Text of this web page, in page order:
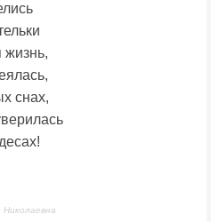
жизнь,
снах,